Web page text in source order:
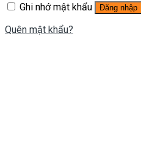
Ghi nhớ mật khẩu
Đăng nhập
Quên mật khẩu?